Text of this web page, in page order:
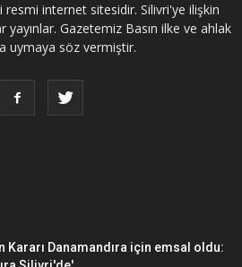
resmi internet sitesidir. Silivri'ye ilişkin
Gazetemiz Basın ilke ve ahlak
uymaya söz vermiştir.
Kararı Danamandıra için emsal oldu: